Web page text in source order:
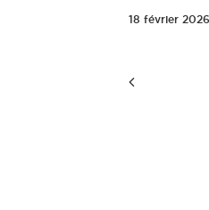
18 février 2026